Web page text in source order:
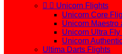
  Unicorn Flights
Unicorn Core
Unicorn Maestro
Unicorn Ultra
Unicorn
Ultima Darts Flights